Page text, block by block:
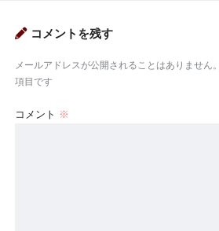
コメントを残す
メールアドレスが公開されることはありません。
項目です
コメント ※